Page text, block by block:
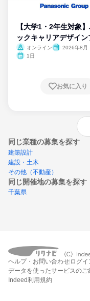
【大学1・2年生対象
ックキャリアデザイン
ム
オンライン
2026年8月
1日
お気に入り
同じ業種の募集を探す
建築設計
建設・土木
その他（不動産）
同じ開催地の募集を探す
千葉県
エ
ヘルプ・お問い合わせ ログ
データを使ったサービスのご
Indeed利用規約